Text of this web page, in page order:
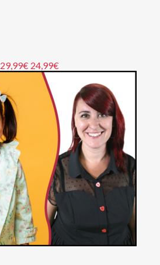
29,99€24,99€